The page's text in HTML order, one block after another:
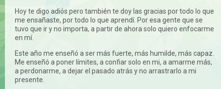
Hoy te digo adiós pero también te doy las gracias por todo lo que
me ensañaste, por todo lo que aprendí. Por esa gente que se
tuvo que ir y no importa, a partir de ahora solo quiero enfocarme
en mí.
Este año me enseñó a ser más fuerte, más humilde, más capaz.
Me enseñó a poner límites, a confiar solo en mi, a amarme más,
a perdonarme, a dejar el pasado atrás y no arrastrarlo a mi
presente.